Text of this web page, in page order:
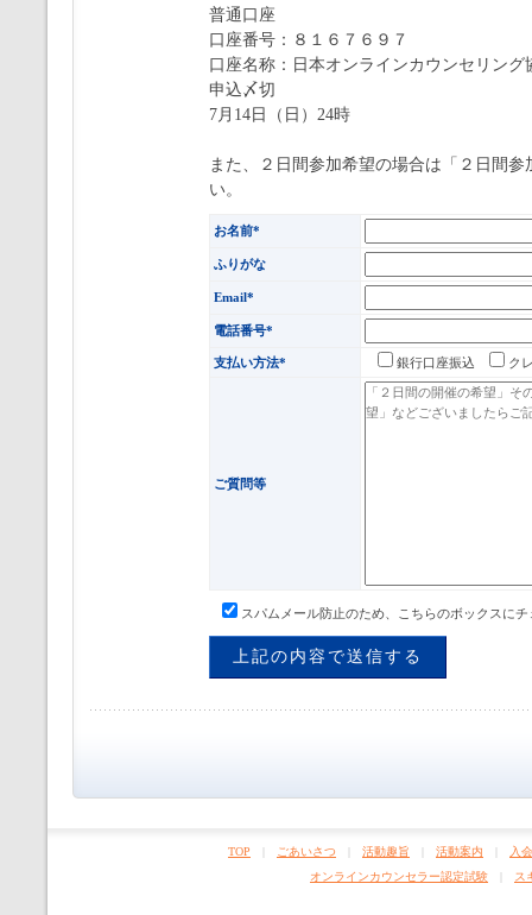
普通口座
口座番号：８１６７６９７
口座名称：日本オンラインカウンセリング
申込〆切
7月14日（日）24時
また、２日間参加希望の場合は「２日間
い。
お名前*
ふりがな
Email*
電話番号*
支払い方法* 銀行口座振込 ク
ご質問等
スパムメール防止のため、こちらのボックスに
TOP ごあいさつ 活動趣旨 活動案内
入
オンラインカウンセラー認定試験
ス